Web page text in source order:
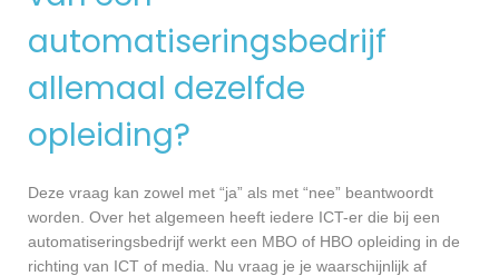
automatiseringsbedrijf
allemaal dezelfde
opleiding?
Deze vraag kan zowel met “ja” als met “nee” beantwoordt
worden. Over het algemeen heeft iedere ICT-er die bij een
automatiseringsbedrijf werkt een MBO of HBO opleiding in de
richting van ICT of media. Nu vraag je je waarschijnlijk af